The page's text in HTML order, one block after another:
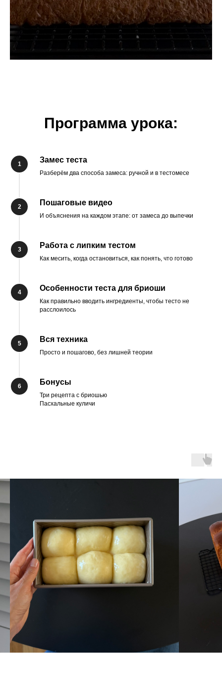
Программа урока:
Замес теста
Разберём два способа замеса: ручной и в тестомесе
Пошаговые видео
И объяснения на каждом этапе: от замеса до выпечки
Работа с липким тестом
Как месить, когда остановиться, как понять, что готово
Особенности теста для бриоши
Как правильно вводить ингредиенты, чтобы тесто не
расслоилось
Вся техника
Просто и пошагово, без лишней теории
Бонусы
Три рецепта с бриошью
Пасхальные куличи